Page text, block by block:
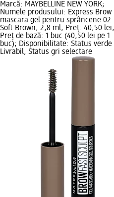
Marcă: MAYBELLINE NEW YORK;
Numele produsului: Express Brow
mascara gel pentru sprâncene 02
Soft Brown, 2,8 ml; Preț: 40,50 lei;
Preț de bază: 1 buc (40,50 lei pe 1
buc); Disponibilitate: Status verde
Livrabil, Status gri selectare